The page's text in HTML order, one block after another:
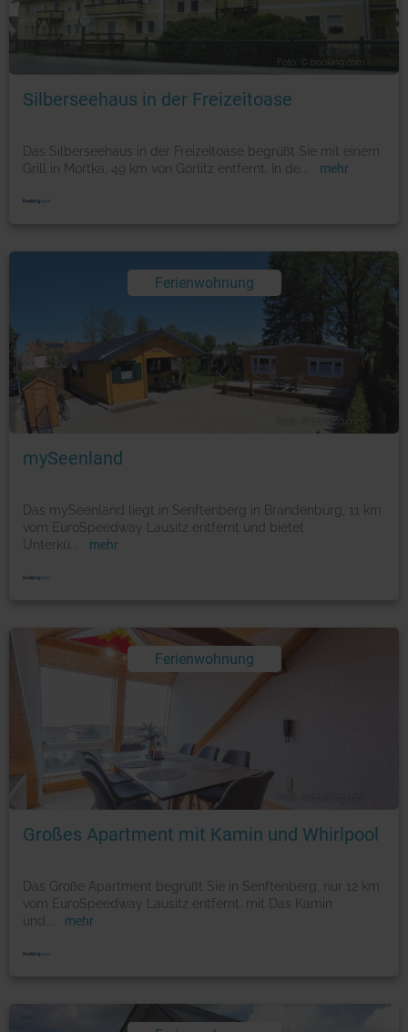
Foto: © booking.com
Silberseehaus in der Freizeitoase
Das Silberseehaus in der Freizeitoase begrüßt Sie mit einem
Grill in Mortka, 49 km von Görlitz entfernt. In de
mehr
Ferienwohnung
Foto: © booking.com
mySeenland
Das mySeenland liegt in Senftenberg in Brandenburg, 11 km
vom EuroSpeedway Lausitz entfernt und bietet
Unterkü
mehr
Ferienwohnung
Großes Apartment mit Kamin und Whirlpool
Das Große Apartment begrüßt Sie in Senftenberg, nur 12 km
vom EuroSpeedway Lausitz entfernt. mit Das Kamin
und
mehr